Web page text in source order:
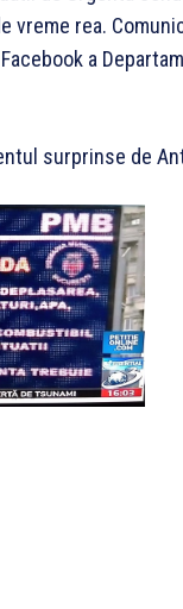
vreme rea.
a
surprinse de